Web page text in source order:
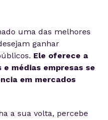
uma das melhores
ganhar
Ele oferece a
médias empresas se
em mercados
a sua volta, percebe